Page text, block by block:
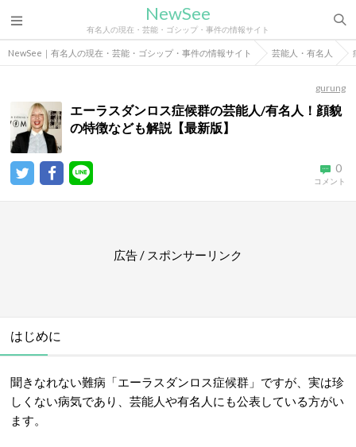
NewSee
有名人の現在・芸能・ゴシップ・事件の情報サイト
NewSee｜有名人の現在・芸能・ゴシップ・事件の情報サイト 芸能人・有名人
gurung
エーラスダンロス症候群の芸能人/有名人！顔貌
の特徴なども解説【最新版】
0
コメント
広告 / スポンサーリンク
はじめに
聞きなれない難病「エーラスダンロス症候群」ですが、実は珍
しくない病気であり、芸能人や有名人にも公表している方がい
ます。